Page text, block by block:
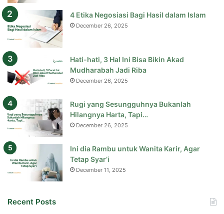
4 Etika Negosiasi Bagi Hasil dalam Islam
December 26, 2025
Hati-hati, 3 Hal Ini Bisa Bikin Akad
Mudharabah Jadi Riba
December 26, 2025
Rugi yang Sesungguhnya Bukanlah
Hilangnya Harta, Tapi…
December 26, 2025
Ini dia Rambu untuk Wanita Karir, Agar
Tetap Syar’i
December 11, 2025
Recent Posts